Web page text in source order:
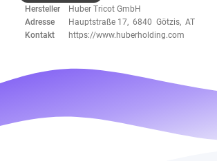
Hersteller
Huber Tricot GmbH
Adresse
Hauptstraße 17, 6840 Götzis, AT
Kontakt
https://www.huberholding.com